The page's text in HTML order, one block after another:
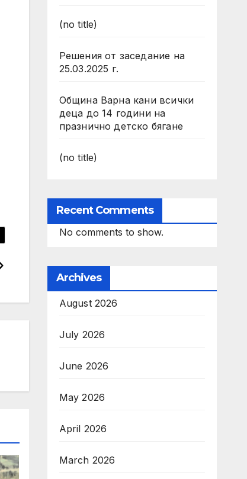
(no title)
Решения от заседание на
25.03.2025 г.
Община Варна кани всички
деца до 14 години на
празнично детско бягане
(no title)
Recent Comments
No comments to show.
Archives
August 2026
July 2026
June 2026
May 2026
April 2026
March 2026